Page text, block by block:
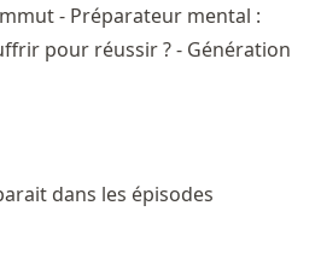
- Préparateur mental :
pour réussir ? - Génération
dans les épisodes